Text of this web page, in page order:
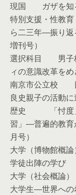
現国 ガザを知
特別支援・性教
ら二三年―振り
増刊号）
選択科目 男子
ィの意識改革を
南京市公立校
良史親子の活動
歴史 「忖度」
習」―普遍的教
月号）
大学（博物館概
学徒出陣の学び
大学（社会概論
大学生―世界への